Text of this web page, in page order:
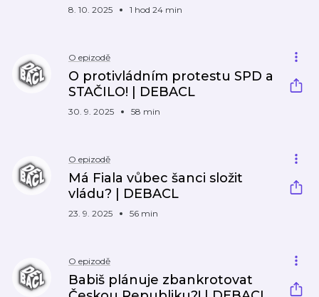
8. 10. 2025 1 hod 24 min
O epizodě
O protivládním protestu SPD a
STAČILO! | DEBACL
30. 9. 2025 58 min
O epizodě
Má Fiala vůbec šanci složit
vládu? | DEBACL
23. 9. 2025 56 min
O epizodě
Babiš plánuje zbankrotovat